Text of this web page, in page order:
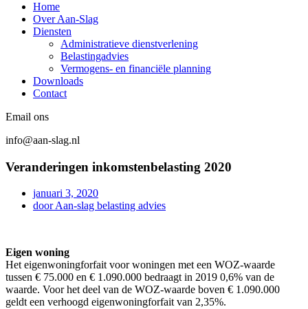
Home
Over Aan-Slag
Diensten
Administratieve dienstverlening
Belastingadvies
Vermogens- en financiële planning
Downloads
Contact
Email ons
info@aan-slag.nl
Veranderingen inkomstenbelasting 2020
januari 3, 2020
doorAan-slag belasting advies
Eigen woning
Het eigenwoningforfait voor woningen met een WOZ-waarde
tussen € 75.000 en € 1.090.000 bedraagt in 2019 0,6% van de
waarde. Voor het deel van de WOZ-waarde boven € 1.090.000
geldt een verhoogd eigenwoningforfait van 2,35%.